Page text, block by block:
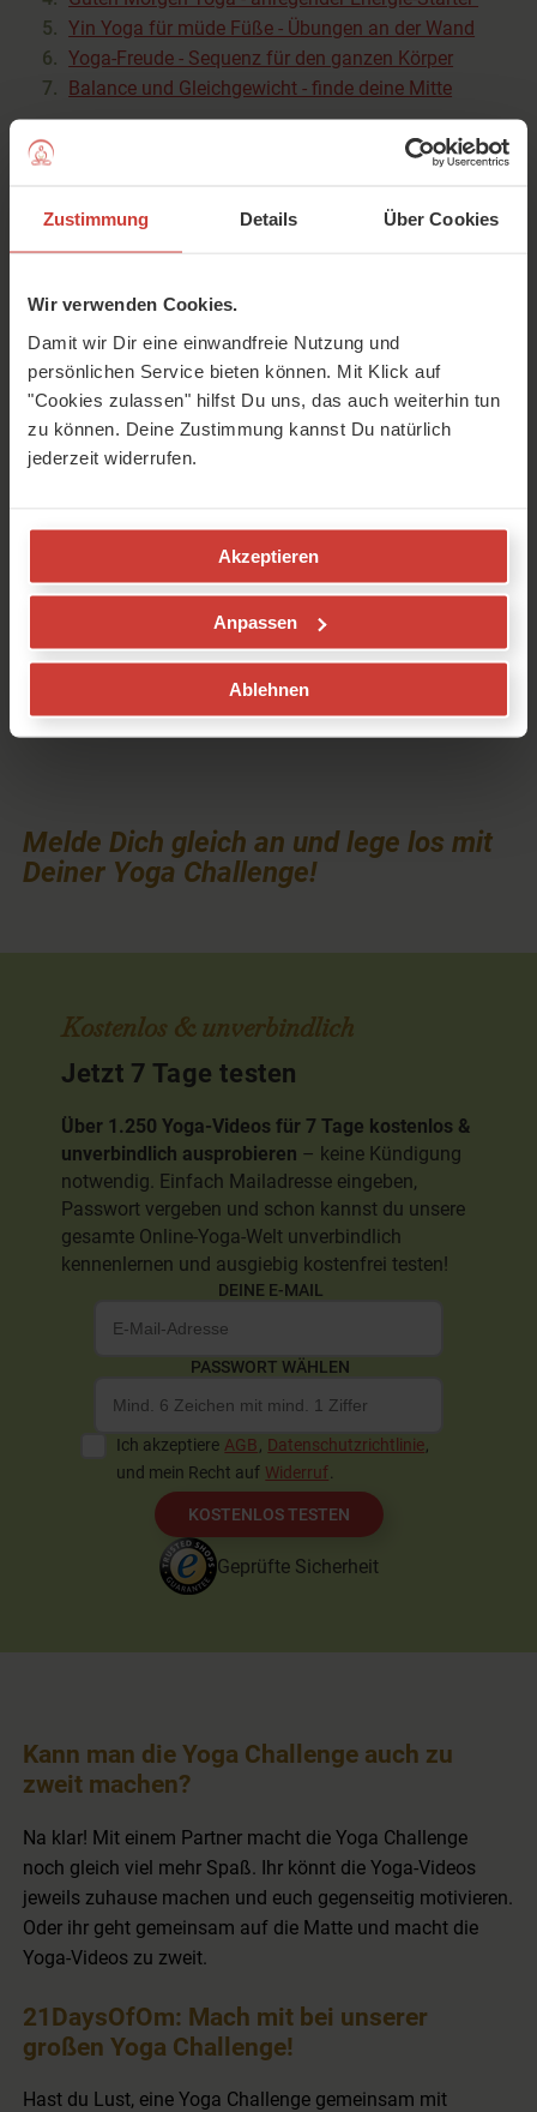
Zustimmung Details Über Cookies
Wir verwenden Cookies.
Damit wir Dir eine einwandfreie Nutzung und
persönlichen Service bieten können. Mit Klick auf
"Cookies zulassen" hilfst Du uns, das auch weiterhin tun
zu können. Deine Zustimmung kannst Du natürlich
jederzeit widerrufen.
Akzeptieren
Anpassen
Ablehnen
Yin Yoga für müde Füße - Übungen an der Wand
Yoga-Freude - Sequenz für den ganzen Körper
Balance und Gleichgewicht - finde deine Mitte
Kriya für deine Intuition - Macht den Kopf frei
Everybody’s Darling - Yoga für jeden Tag und immer
Funky Flow - fordernde Vinyasa Flow Sequenz
~Finale~
Kurz & knackig - Yoga-basiertes Training für deine
Stabilität - Mental und körperlich
Melde Dich gleich an und lege los mit
Deiner Yoga Challenge!
Kostenlos & unverbindlich
Jetzt 7 Tage testen
Über 1.250 Yoga-Videos für 7 Tage kostenlos &
unverbindlich ausprobieren – keine Kündigung
notwendig. Einfach Mailadresse eingeben,
Passwort vergeben und schon kannst du unsere
gesamte Online-Yoga-Welt unverbindlich
kennenlernen und ausgiebig kostenfrei testen!
DEINE E-MAIL
PASSWORT WÄHLEN
Ich akzeptiere AGB, Datenschutzrichtlinie,
und mein Recht auf Widerruf.
KOSTENLOS TESTEN
Geprüfte Sicherheit
Kann man die Yoga Challenge auch zu
zweit machen?
Na klar! Mit einem Partner macht die Yoga Challenge
noch gleich viel mehr Spaß. Ihr könnt die Yoga-Videos
jeweils zuhause machen und euch gegenseitig motivieren.
Oder ihr geht gemeinsam auf die Matte und macht die
Yoga-Videos zu zweit.
21DaysOfOm: Mach mit bei unserer
großen Yoga Challenge!
Hast du Lust, eine Yoga Challenge gemeinsam mit